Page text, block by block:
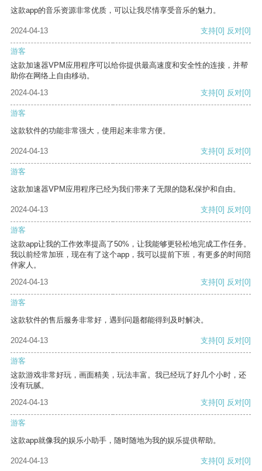
这款app的音乐资源非常优质，可以让我尽情享受音乐的魅力。
2024-04-13 支持[0] 反对[0]
游客
这款加速器VPM应用程序可以给你提供最高速度和安全性的连接，并帮
助你在网络上自由移动。
2024-04-13
支持[0] 反对[0]
游客
这款软件的功能非常强大，使用起来非常方便。
2024-04-13 支持[0] 反对[0]
游客
这款加速器VPM应用程序已经为我们带来了无限的隐私保护和自由。
2024-04-13 支持[0] 反对[0]
游客
这款app让我的工作效率提高了50%，让我能够更轻松地完成工作任务。
我以前经常加班，现在有了这个app，我可以提前下班，有更多的时间陪
伴家人。
2024-04-13
支持[0] 反对[0]
游客
这款软件的售后服务非常好，遇到问题都能得到及时解决。
2024-04-13 支持[0] 反对[0]
游客
这款游戏非常好玩，画面精美，玩法丰富。我已经玩了好几个小时，还
没有玩腻。
2024-04-13
支持[0] 反对[0]
游客
这款app就像我的娱乐小助手，随时随地为我的娱乐提供帮助。
2024-04-13 支持[0] 反对[0]